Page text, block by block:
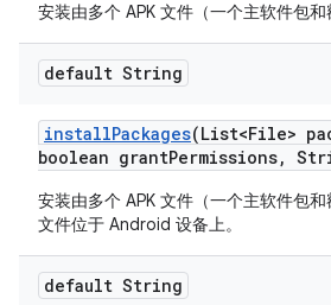
安装由多个 APK 文件（一个主软件包
default String
installPackages(List<File>
boolean grantPermissions,
安装由多个 APK 文件（一个主软件包
文件位于 Android 设备上。
default String